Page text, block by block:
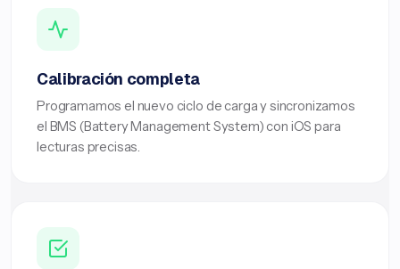
Calibración completa
Programamos el nuevo ciclo de carga y sincronizamos
el BMS (Battery Management System) con iOS para
lecturas precisas.